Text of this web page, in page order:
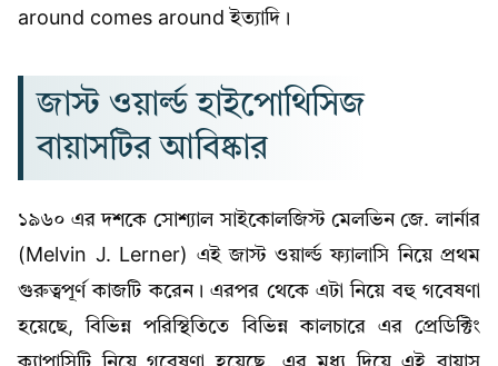
around comes around ইত্যাদি।
জাস্ট ওয়ার্ল্ড হাইপোথিসিজ
বায়াসটির আবিষ্কার
১৯৬০ এর দশকে সোশ্যাল সাইকোলজিস্ট মেলভিন জে. লার্নার
(Melvin J. Lerner) এই জাস্ট ওয়ার্ল্ড ফ্যালাসি নিয়ে প্রথম
গুরুত্বপূর্ণ কাজটি করেন। এরপর থেকে এটা নিয়ে বহু গবেষণা
হয়েছে, বিভিন্ন পরিস্থিতিতে বিভিন্ন কালচারে এর প্রেডিক্টিং